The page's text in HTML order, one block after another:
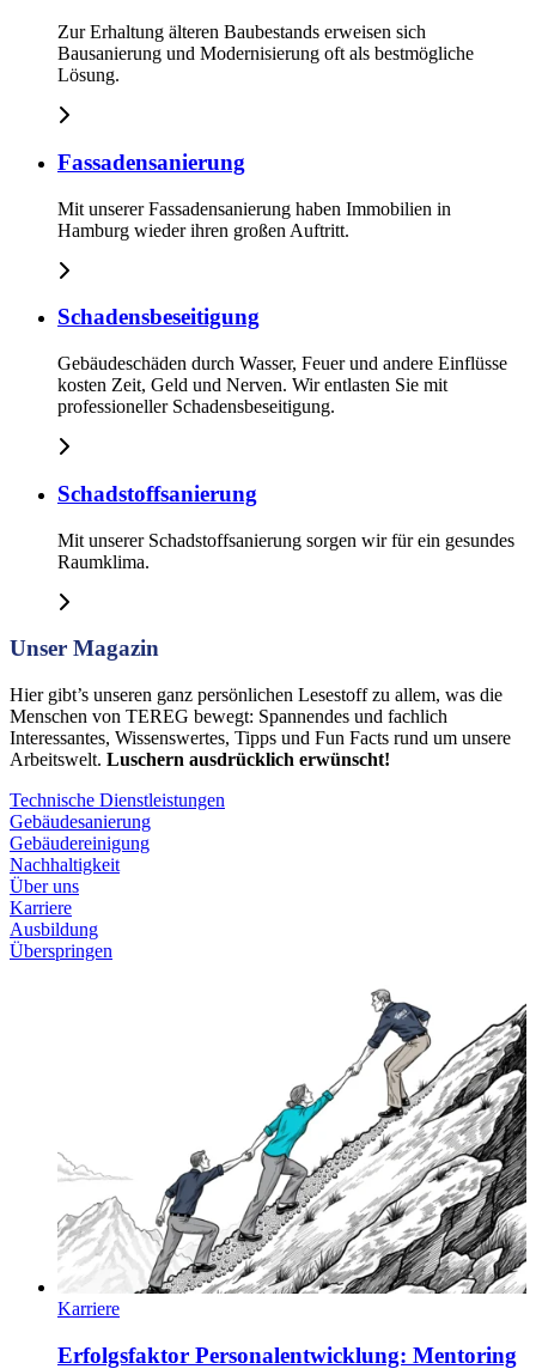
Zur Erhaltung älteren Baubestands erweisen sich
Bausanierung und Modernisierung oft als bestmögliche
Lösung.
Fassadensanierung
Mit unserer Fassadensanierung haben Immobilien in
Hamburg wieder ihren großen Auftritt.
Schadensbeseitigung
Gebäudeschäden durch Wasser, Feuer und andere Einflüsse
kosten Zeit, Geld und Nerven. Wir entlasten Sie mit
professioneller Schadensbeseitigung.
Schadstoffsanierung
Mit unserer Schadstoffsanierung sorgen wir für ein gesundes
Raumklima.
Unser Magazin
Hier gibt’s unseren ganz persönlichen Lesestoff zu allem, was die
Menschen von TEREG bewegt: Spannendes und fachlich
Interessantes, Wissenswertes, Tipps und Fun Facts rund um unsere
Arbeitswelt. Luschern ausdrücklich erwünscht!
Technische Dienstleistungen
Gebäudesanierung
Gebäudereinigung
Nachhaltigkeit
Über uns
Karriere
Ausbildung
Überspringen
Karriere
Erfolgsfaktor Personalentwicklung: Mentoring